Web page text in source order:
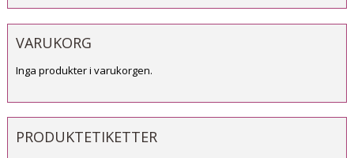
VARUKORG
Inga produkter i varukorgen.
PRODUKTETIKETTER